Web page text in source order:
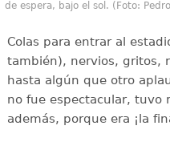
de espera, bajo el sol. (Foto:
Colas para entrar al
también), nervios, gritos,
hasta algún que otro
no fue espectacular, tuvo
además, porque era ¡la